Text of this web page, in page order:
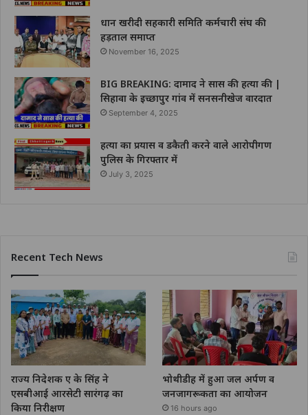
धान खरीदी सहकारी समिति कर्मचारी संघ की
हड़ताल समाप्त
November 16, 2025
BIG BREAKING: दामाद ने सास की हत्या की |
सिहावा के इच्छापुर गांव में सनसनीखेज वारदात
September 4, 2025
हत्या का प्रयास व डकैती करने वाले आरोपीगण
पुलिस के गिरफ्तार में
July 3, 2025
Recent Tech News
राज्य निदेशक ए के सिंह ने
एसबीआई आरसेटी सारंगढ़ का
किया निरीक्षण
भोथीडीह में हुआ जल अर्पण व
जनजागरूकता का आयोजन
16 hours ago